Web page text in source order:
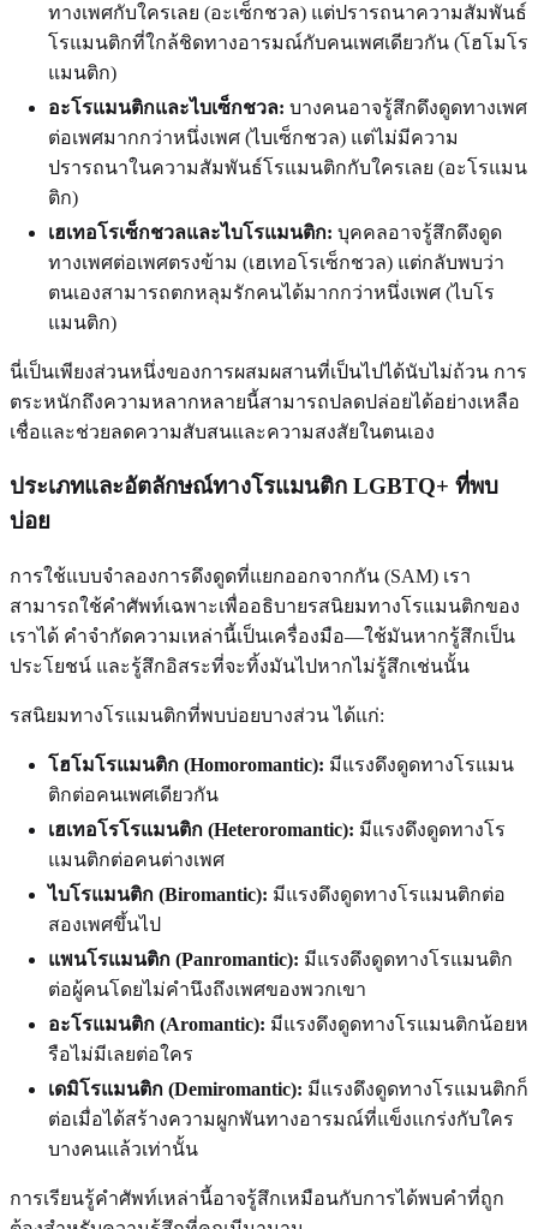
ทางเพศกับใครเลย (อะเซ็กชวล) แต่ปรารถนาความสัมพันธ์
โรแมนติกที่ใกล้ชิดทางอารมณ์กับคนเพศเดียวกัน (โฮโมโร
แมนติก)
อะโรแมนติกและไบเซ็กชวล: บางคนอาจรู้สึกดึงดูดทางเพศ
ต่อเพศมากกว่าหนึ่งเพศ (ไบเซ็กชวล) แต่ไม่มีความ
ปรารถนาในความสัมพันธ์โรแมนติกกับใครเลย (อะโรแมน
ติก)
เฮเทอโรเซ็กชวลและไบโรแมนติก: บุคคลอาจรู้สึกดึงดูด
ทางเพศต่อเพศตรงข้าม (เฮเทอโรเซ็กชวล) แต่กลับพบว่า
ตนเองสามารถตกหลุมรักคนได้มากกว่าหนึ่งเพศ (ไบโร
แมนติก)
นี่เป็นเพียงส่วนหนึ่งของการผสมผสานที่เป็นไปได้นับไม่ถ้วน การ
ตระหนักถึงความหลากหลายนี้สามารถปลดปล่อยได้อย่างเหลือ
เชื่อและช่วยลดความสับสนและความสงสัยในตนเอง
ประเภทและอัตลักษณ์ทางโรแมนติก LGBTQ+ ที่พบ
บ่อย
การใช้แบบจำลองการดึงดูดที่แยกออกจากกัน (SAM) เรา
สามารถใช้คำศัพท์เฉพาะเพื่ออธิบายรสนิยมทางโรแมนติกของ
เราได้ คำจำกัดความเหล่านี้เป็นเครื่องมือ—ใช้มันหากรู้สึกเป็น
ประโยชน์ และรู้สึกอิสระที่จะทิ้งมันไปหากไม่รู้สึกเช่นนั้น
รสนิยมทางโรแมนติกที่พบบ่อยบางส่วน ได้แก่:
โฮโมโรแมนติก (Homoromantic): มีแรงดึงดูดทางโรแมน
ติกต่อคนเพศเดียวกัน
เฮเทอโรโรแมนติก (Heteroromantic): มีแรงดึงดูดทางโร
แมนติกต่อคนต่างเพศ
ไบโรแมนติก (Biromantic): มีแรงดึงดูดทางโรแมนติกต่อ
สองเพศขึ้นไป
แพนโรแมนติก (Panromantic): มีแรงดึงดูดทางโรแมนติก
ต่อผู้คนโดยไม่คำนึงถึงเพศของพวกเขา
อะโรแมนติก (Aromantic): มีแรงดึงดูดทางโรแมนติกน้อยห
รือไม่มีเลยต่อใคร
เดมิโรแมนติก (Demiromantic): มีแรงดึงดูดทางโรแมนติกก็
ต่อเมื่อได้สร้างความผูกพันทางอารมณ์ที่แข็งแกร่งกับใคร
บางคนแล้วเท่านั้น
การเรียนรู้คำศัพท์เหล่านี้อาจรู้สึกเหมือนกับการได้พบคำที่ถูก